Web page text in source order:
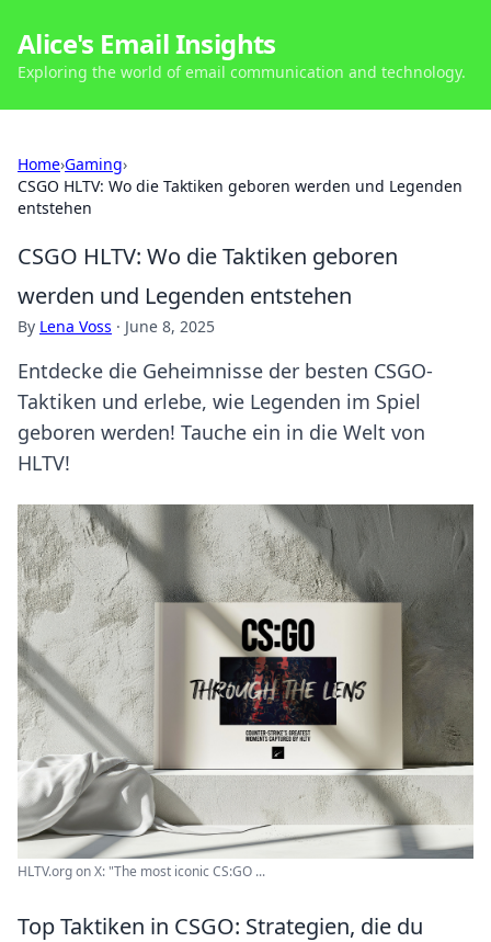
Alice's Email Insights
Exploring the world of email communication and technology.
Home›Gaming›
CSGO HLTV: Wo die Taktiken geboren werden und Legenden
entstehen
CSGO HLTV: Wo die Taktiken geboren
werden und Legenden entstehen
By Lena Voss · June 8, 2025
Entdecke die Geheimnisse der besten CSGO-
Taktiken und erlebe, wie Legenden im Spiel
geboren werden! Tauche ein in die Welt von
HLTV!
HLTV.org on X: "The most iconic CS:GO ...
Top Taktiken in CSGO: Strategien, die du